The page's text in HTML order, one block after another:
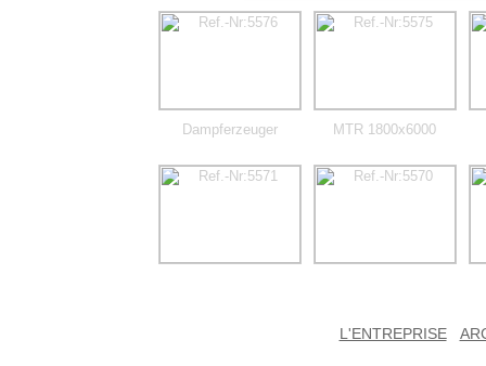
Dampferzeuger MTR 1800x6000
L'ENTREPRISE